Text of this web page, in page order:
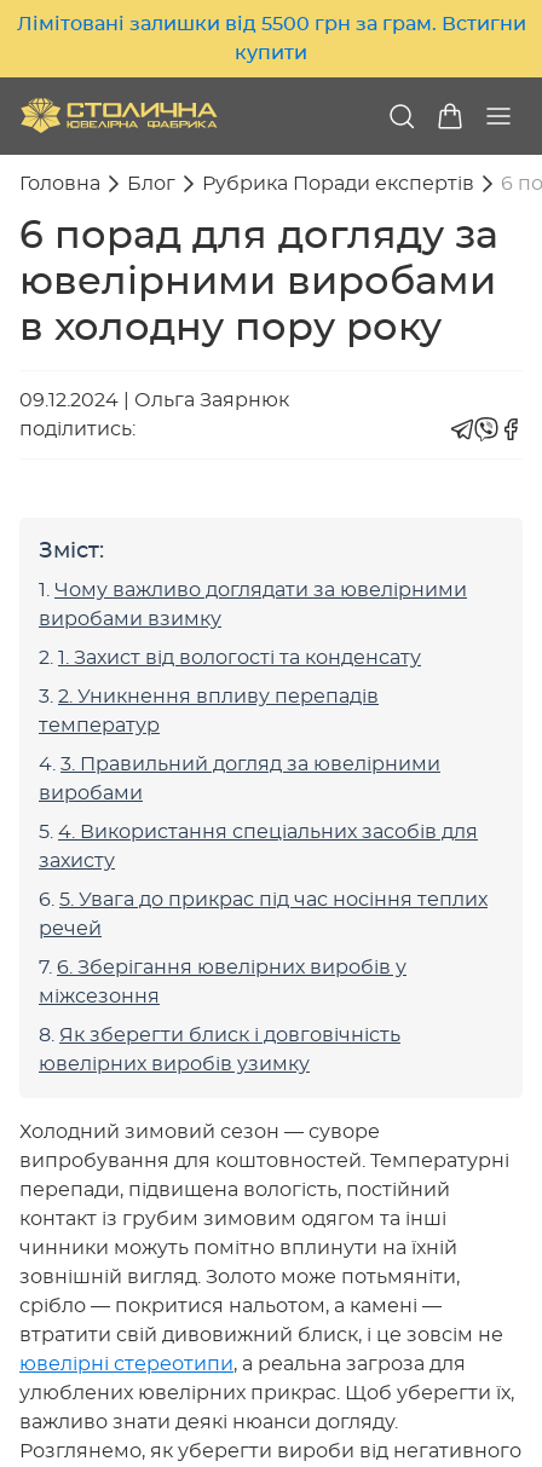
Лімітовані залишки від 5500 грн за грам. Встигни
купити
Головна Блог Рубрика Поради експертів 6
6 порад для догляду за
ювелірними виробами
в холодну пору року
09.12.2024
Ольга Заярнюк
поділитись:
Зміст:
Чому важливо доглядати за ювелірними
виробами взимку
1. Захист від вологості та конденсату
2. Уникнення впливу перепадів
температур
3. Правильний догляд за ювелірними
виробами
4. Використання спеціальних засобів для
захисту
5. Увага до прикрас під час носіння теплих
речей
6. Зберігання ювелірних виробів у
міжсезоння
Як зберегти блиск і довговічність
ювелірних виробів узимку
Холодний зимовий сезон — суворе
випробування для коштовностей. Температурні
перепади, підвищена вологість, постійний
контакт із грубим зимовим одягом та інші
чинники можуть помітно вплинути на їхній
зовнішній вигляд. Золото може потьмяніти,
срібло — покритися нальотом, а камені —
втратити свій дивовижний блиск, і це зовсім не
ювелірні стереотипи, а реальна загроза для
улюблених ювелірних прикрас. Щоб уберегти їх,
важливо знати деякі нюанси догляду.
Розглянемо, як уберегти вироби від негативного